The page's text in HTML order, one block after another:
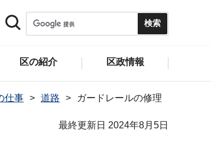
区の紹介 区政情報
仕事 道路 ガードレールの修理
最終更新日 2024年8月5日